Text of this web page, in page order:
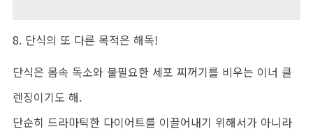
8. 단식의 또 다른 목적은 해독!
단식은 몸속 독소와 불필요한 세포 찌꺼기를 비우는 이너 클
렌징이기도 해.
단순히 드라마틱한 다이어트를 이끌어내기 위해서가 아니라